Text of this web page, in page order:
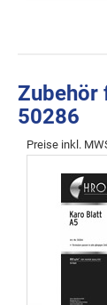
Zubehör
50286
Preise inkl.